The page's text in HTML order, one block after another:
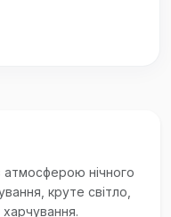
атмосферою нічного
круте світло,